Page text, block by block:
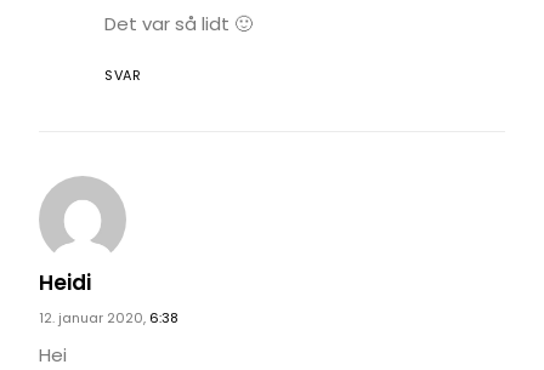
Det var så lidt 🙂
SVAR
Heidi
12. januar 2020, 6:38
Hei